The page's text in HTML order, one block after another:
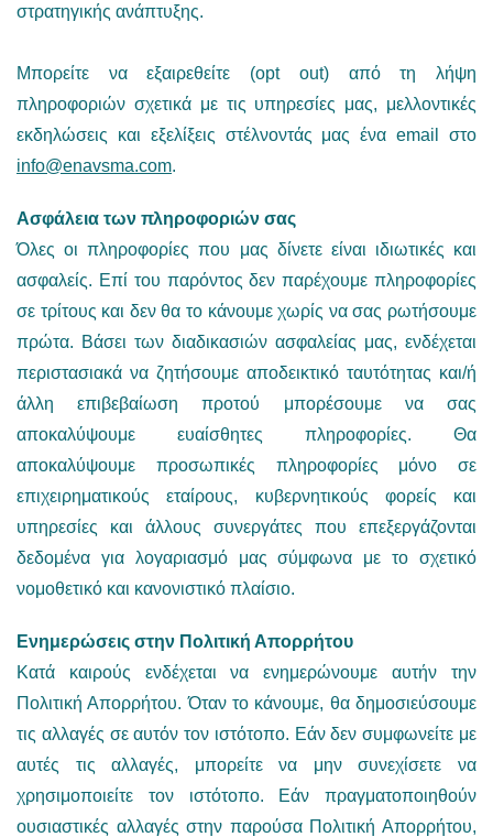
στρατηγικής ανάπτυξης.
Μπορείτε να εξαιρεθείτε (opt out) από τη λήψη
πληροφοριών σχετικά με τις υπηρεσίες μας, μελλοντικές
εκδηλώσεις και εξελίξεις στέλνοντάς μας ένα email στο
info@enavsma.com.
Ασφάλεια των πληροφοριών σας
Όλες οι πληροφορίες που μας δίνετε είναι ιδιωτικές και
ασφαλείς. Επί του παρόντος δεν παρέχουμε πληροφορίες
σε τρίτους και δεν θα το κάνουμε χωρίς να σας ρωτήσουμε
πρώτα. Βάσει των διαδικασιών ασφαλείας μας, ενδέχεται
περιστασιακά να ζητήσουμε αποδεικτικό ταυτότητας και/ή
άλλη επιβεβαίωση προτού μπορέσουμε να σας
αποκαλύψουμε ευαίσθητες πληροφορίες. Θα
αποκαλύψουμε προσωπικές πληροφορίες μόνο σε
επιχειρηματικούς εταίρους, κυβερνητικούς φορείς και
υπηρεσίες και άλλους συνεργάτες που επεξεργάζονται
δεδομένα για λογαριασμό μας σύμφωνα με το σχετικό
νομοθετικό και κανονιστικό πλαίσιο.
Ενημερώσεις στην Πολιτική Απορρήτου
Κατά καιρούς ενδέχεται να ενημερώνουμε αυτήν την
Πολιτική Απορρήτου. Όταν το κάνουμε, θα δημοσιεύσουμε
τις αλλαγές σε αυτόν τον ιστότοπο. Εάν δεν συμφωνείτε με
αυτές τις αλλαγές, μπορείτε να μην συνεχίσετε να
χρησιμοποιείτε τον ιστότοπο. Εάν πραγματοποιηθούν
ουσιαστικές αλλαγές στην παρούσα Πολιτική Απορρήτου,